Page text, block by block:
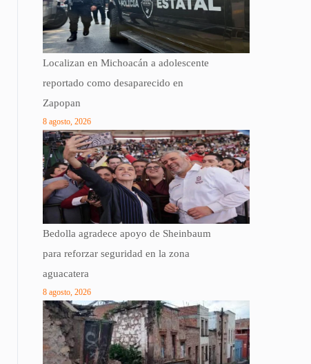
Localizan en Michoacán a adolescente
reportado como desaparecido en
Zapopan
8 agosto, 2026
Bedolla agradece apoyo de Sheinbaum
para reforzar seguridad en la zona
aguacatera
8 agosto, 2026